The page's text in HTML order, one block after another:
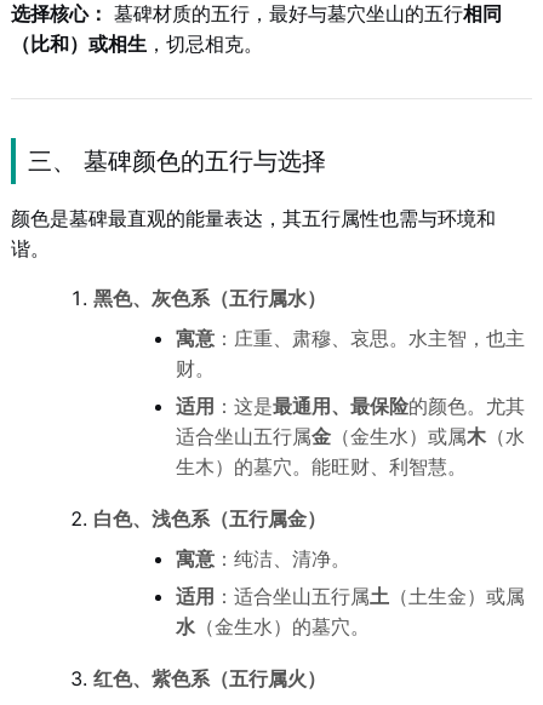
选择核心： 墓碑材质的五行，最好与墓穴坐山的五行相同
（比和）或相生，切忌相克。
三、 墓碑颜色的五行与选择
颜色是墓碑最直观的能量表达，其五行属性也需与环境和
谐。
黑色、灰色系（五行属水）
寓意：庄重、肃穆、哀思。水主智，也主
财。
适用 ：这是最通用、最保险的颜色。尤其
适合坐山五行属金（金生水）或属木（水
生木）的墓穴。能旺财、利智慧。
白色、浅色系（五行属金）
寓意：纯洁、清净。
适用 ：适合坐山五行属土（土生金）或属
水（金生水）的墓穴。
红色、紫色系（五行属火）